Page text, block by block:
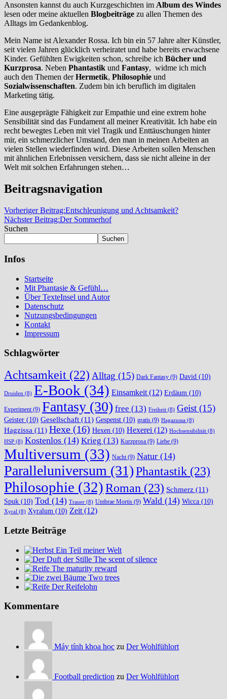
Ansonsten kannst du auch Kurzgeschichten im Album des Windes
lesen oder meine aktuellen Blogbeiträge zu allen Themen des
Alltags im Gedankenblog.
Mein Name ist Alexander Rossa. Ich bin ein 57 Jahre alter Künstler,
seit vielen Jahren glücklich verheiratet und habe bereits erwachsene
Kinder. Gefühlten Ewigkeiten schon, schreibe ich Bücher und
Kurzprosa. Neben Phantastik und Fantasy, widme ich mich
auch den Themen derHermetik, Philosophie und
Sozialwissenschaften. Zudem bin ich beruflich im digitalen
Marketing tätig.
Eine ausgeprägte Fähigkeit zur Empathie und eine extrem hohe
Sensibilität sind das Fundament all meiner Kreativität. Ich habe ein
recht bewegtes Leben mit viel Tragik und Enttäuschungen hinter
mir, ein schmerzlicher Umstand, den man in meinen Arbeiten an
vielen Stellen wiederfinden wird. Diese Arbeiten sollen Menschen
mit ähnlichen Erlebnissen versichern, dass sie nicht alleine in der
Welt mit solchen Erfahrungen stehen…
Beitragsnavigation
Vorheriger Beitrag:Entschleunigung und Achtsamkeit?
Nächster Beitrag:Der Sommerhof
Suchen
Suchen
Infos
Startseite
Mit Phantasie & Gefühl…
Über TexteInsel und Autor
Datenschutz
Nutzungsbedingungen
Kontakt
Impressum
Schlagwörter
Achtsamkeit (22) Alltag (15) Dark Fantasy (9) David (10)
Druiden (8) E-Book (34) Einsamkeit (12) Erdäum (10)
Experiment(9) Fantasy (30) free (13) Freiheit (8) Geist (15)
Geister (10) Gesellschaft (11) Gespenst (10) gratis (9) Hagazussa (8)
Hagzissa (11) Hexe (16) Hexen (10) Hexerei (12) Hochsensibilität (8)
HSP (8) Kostenlos (14) Krieg (13) Kurzprosa (9) Liebe (9)
Multiversum (33) Nacht(9) Natur (14)
Paralleluniversum (31)Phantastik (23)
Philosophie (32)Roman (23) Schmerz (11)
Spuk (10) Tod (14) Trauer (8) Umbrae Mortis (9) Wald (14) Wicca (10)
Xyral (8) Xyralum (10) Zeit (12)
Letzte Beiträge
Ein Teil meiner Welt
The scent of silence
The maturity reward
Two trees
Der Reifelohn
Kommentare
Máy tính khoa học zu Der Wohlfühlort
Football prediction zu Der Wohlfühlort